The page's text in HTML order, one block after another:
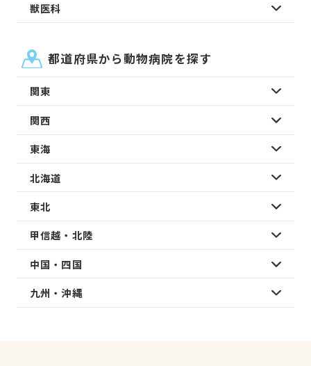
獣医科
都道府県から動物病院を探す
関東
関西
東海
北海道
東北
甲信越・北陸
中国・四国
九州・沖縄